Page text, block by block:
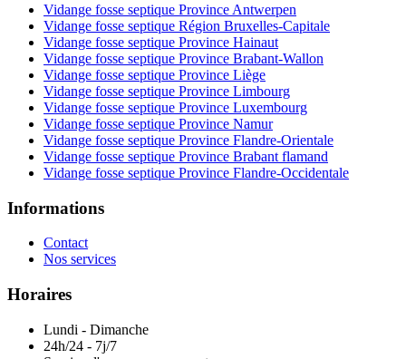
Vidange fosse septique Province Antwerpen
Vidange fosse septique Région Bruxelles-Capitale
Vidange fosse septique Province Hainaut
Vidange fosse septique Province Brabant-Wallon
Vidange fosse septique Province Liège
Vidange fosse septique Province Limbourg
Vidange fosse septique Province Luxembourg
Vidange fosse septique Province Namur
Vidange fosse septique Province Flandre-Orientale
Vidange fosse septique Province Brabant flamand
Vidange fosse septique Province Flandre-Occidentale
Informations
Contact
Nos services
Horaires
Lundi - Dimanche
24h/24 - 7j/7